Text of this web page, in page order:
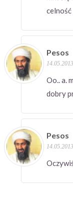
Pesos
Oo.. a.
dobry
Pesos